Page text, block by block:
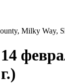
Milky Way,